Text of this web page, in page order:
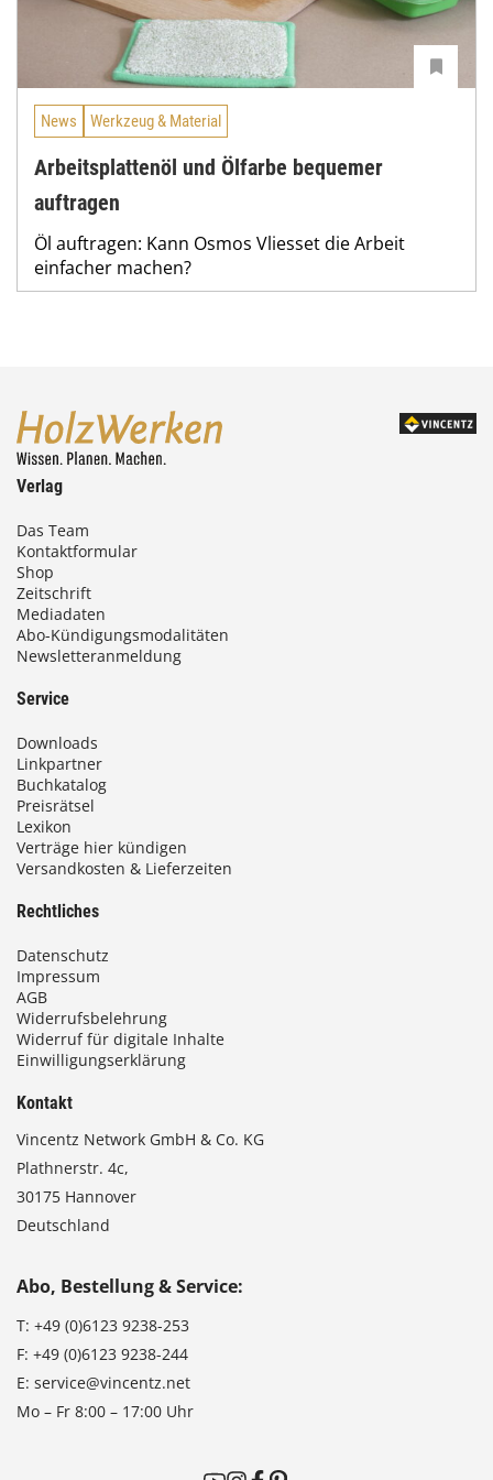
News Werkzeug & Material
Arbeitsplattenöl und Ölfarbe bequemer
auftragen
Öl auftragen: Kann Osmos Vliesset die Arbeit
einfacher machen?
Verlag
Das Team
Kontaktformular
Shop
Zeitschrift
Mediadaten
Abo-Kündigungsmodalitäten
Newsletteranmeldung
Service
Downloads
Linkpartner
Buchkatalog
Preisrätsel
Lexikon
Verträge hier kündigen
Versandkosten & Lieferzeiten
Rechtliches
Datenschutz
Impressum
AGB
Widerrufsbelehrung
Widerruf für digitale Inhalte
Einwilligungserklärung
Kontakt
Vincentz Network GmbH & Co. KG
Plathnerstr. 4c,
30175 Hannover
Deutschland
Abo, Bestellung & Service:
T: +49 (0)6123 9238-253
F: +49 (0)6123 9238-244
E: service@vincentz.net
Mo – Fr 8:00 – 17:00 Uhr